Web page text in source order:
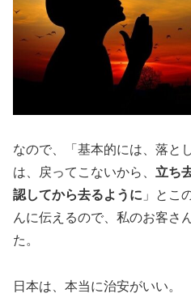
なので、「基本的には、落と
は、戻ってこないから、 立ち
認してから去るように 」とこ
んに伝えるので、私のお客さ
た。
日本は、本当に治安がいい。